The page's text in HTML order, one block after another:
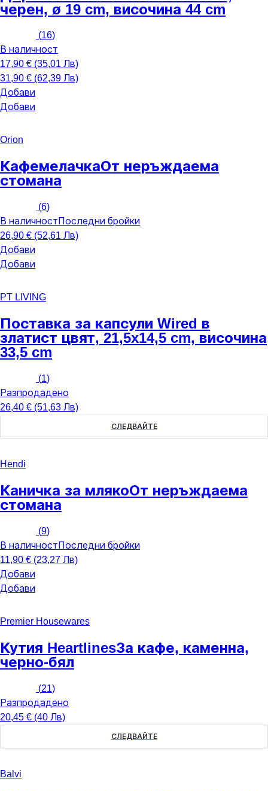
черен, ø 19 cm, височина 44 cm
(16)
В наличност
17,90 € (35,01 Лв)
31,90 € (62,39 Лв)
Добави
Добави
Orion
КафемелачкаОт неръждаема
стомана
(6)
В наличност Последни бройки
26,90 € (52,61 Лв)
Добави
Добави
PT LIVING
Поставка за капсули Wired в
златист цвят, 21,5x14,5 cm, височина
33,5 cm
(1)
Разпродадено
26,40 € (51,63 Лв)
СЛЕДВАЙТЕ
Hendi
Каничка за млякоОт неръждаема
стомана
(9)
В наличност Последни бройки
11,90 € (23,27 Лв)
Добави
Добави
Premier Housewares
Кутия HeartlinesЗа кафе, каменна,
черно-бял
(21)
Разпродадено
20,45 € (40 Лв)
СЛЕДВАЙТЕ
Balvi